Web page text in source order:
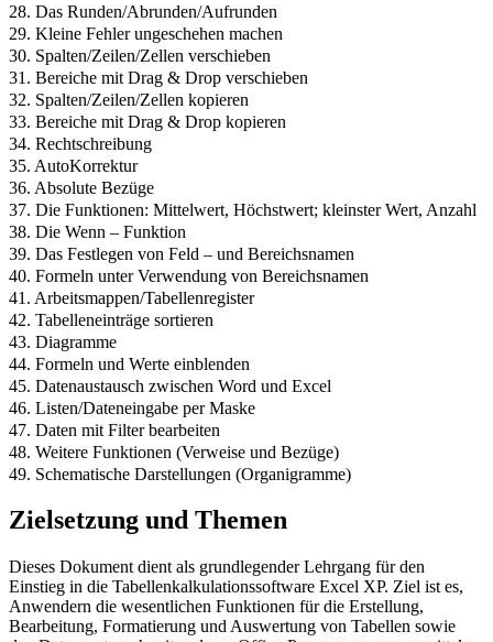
28. Das Runden/Abrunden/Aufrunden
29. Kleine Fehler ungeschehen machen
30. Spalten/Zeilen/Zellen verschieben
31. Bereiche mit Drag & Drop verschieben
32. Spalten/Zeilen/Zellen kopieren
33. Bereiche mit Drag & Drop kopieren
34. Rechtschreibung
35. AutoKorrektur
36. Absolute Bezüge
37. Die Funktionen: Mittelwert, Höchstwert; kleinster Wert, Anzahl
38. Die Wenn – Funktion
39. Das Festlegen von Feld – und Bereichsnamen
40. Formeln unter Verwendung von Bereichsnamen
41. Arbeitsmappen/Tabellenregister
42. Tabelleneinträge sortieren
43. Diagramme
44. Formeln und Werte einblenden
45. Datenaustausch zwischen Word und Excel
46. Listen/Dateneingabe per Maske
47. Daten mit Filter bearbeiten
48. Weitere Funktionen (Verweise und Bezüge)
49. Schematische Darstellungen (Organigramme)
Zielsetzung und Themen
Dieses Dokument dient als grundlegender Lehrgang für den
Einstieg in die Tabellenkalkulationssoftware Excel XP. Ziel ist es,
Anwendern die wesentlichen Funktionen für die Erstellung,
Bearbeitung, Formatierung und Auswertung von Tabellen sowie